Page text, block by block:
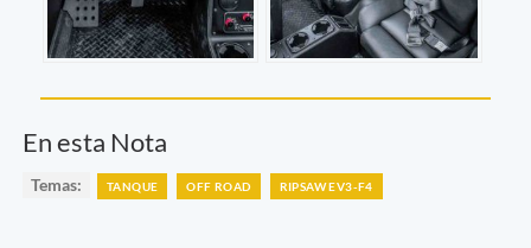
En esta Nota
Temas: TANQUE OFF ROAD RIPSAW EV3-F4